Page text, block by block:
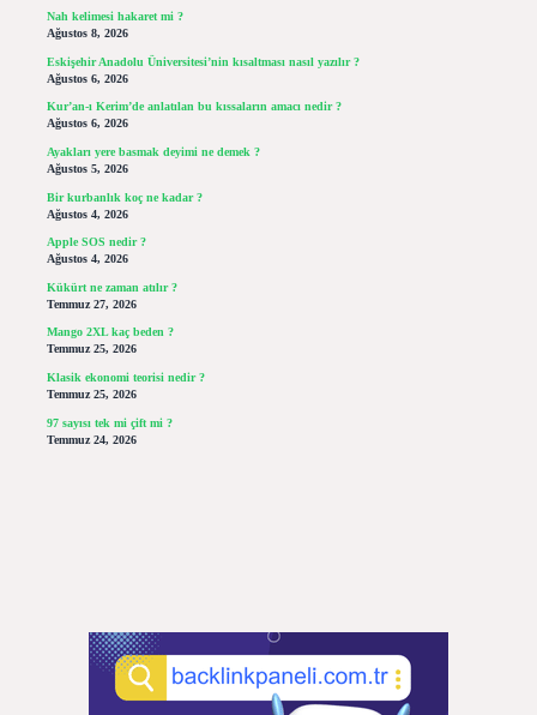
Nah kelimesi hakaret mi ?
Ağustos 8, 2026
Eskişehir Anadolu Üniversitesi’nin kısaltması nasıl yazılır ?
Ağustos 6, 2026
Kur’an-ı Kerim’de anlatılan bu kıssaların amacı nedir ?
Ağustos 6, 2026
Ayakları yere basmak deyimi ne demek ?
Ağustos 5, 2026
Bir kurbanlık koç ne kadar ?
Ağustos 4, 2026
Apple SOS nedir ?
Ağustos 4, 2026
Kükürt ne zaman atılır ?
Temmuz 27, 2026
Mango 2XL kaç beden ?
Temmuz 25, 2026
Klasik ekonomi teorisi nedir ?
Temmuz 25, 2026
97 sayısı tek mi çift mi ?
Temmuz 24, 2026